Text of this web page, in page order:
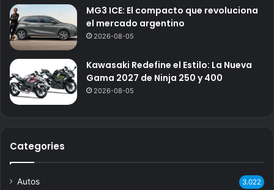
MG3 ICE: El compacto que revoluciona
el mercado argentino
2026-08-05
Kawasaki Redefine el Estilo: La Nueva
Gama 2027 de Ninja 250 y 400
2026-08-05
Categories
Autos 3.022